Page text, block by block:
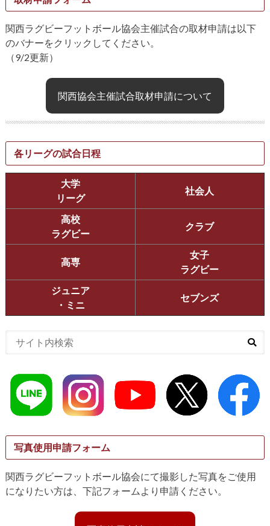
関西ラグビーフットボール協会主催試合の取材申請は以下
のバナーをクリックしてください。
（9/2更新）
関西協会主催試合取材申請について
各リーグの試合日程
大学
リーグ
社会人
高校
ラグビー
クラブ
高専
女子
ラグビー
ジュニア
・ミニ
セブンズ
写真使用申請フォーム
関西ラグビーフットボール協会にて撮影した写真をご使用
になりたい方は、下記フォームより申請ください。